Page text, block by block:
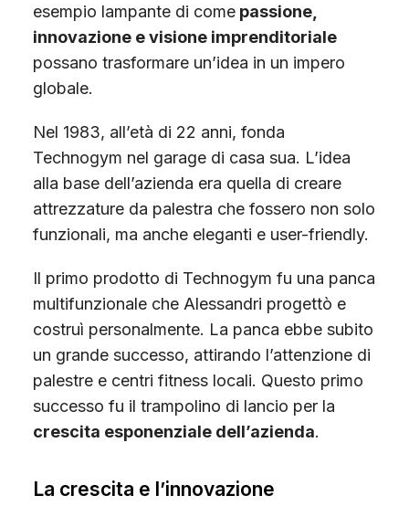
esempio lampante di comepassione,
innovazione e visione imprenditoriale
possano trasformare un’idea in un impero
globale.
Nel 1983, all’età di 22 anni, fonda
Technogym nel garage di casa sua. L’idea
alla base dell’azienda era quella di creare
attrezzature da palestra che fossero non solo
funzionali, ma anche eleganti e user-friendly.
Il primo prodotto di Technogym fu una panca
multifunzionale che Alessandri progettò e
costruì personalmente. La panca ebbe subito
un grande successo, attirando l’attenzione di
palestre e centri fitness locali. Questo primo
successo fu il trampolino di lancio per la
crescita esponenziale dell’azienda.
La crescita e l’innovazione